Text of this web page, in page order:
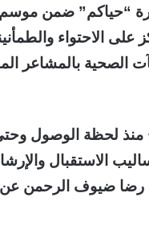
على الاحتواء
الصحية بالمشاعر
منذ لحظة الوصول
الاستقبال
رضا ضيوف الرحمن عن